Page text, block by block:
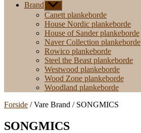
Brand Vis
undermenu
Canett plankeborde
House Nordic plankeborde
House of Sander plankeborde
Naver Collection plankeborde
Rowico plankeborde
Steel the Beast plankeborde
Westwood plankeborde
Wood Zone plankeborde
Woodland plankeborde
Forside / Vare Brand / SONGMICS
SONGMICS